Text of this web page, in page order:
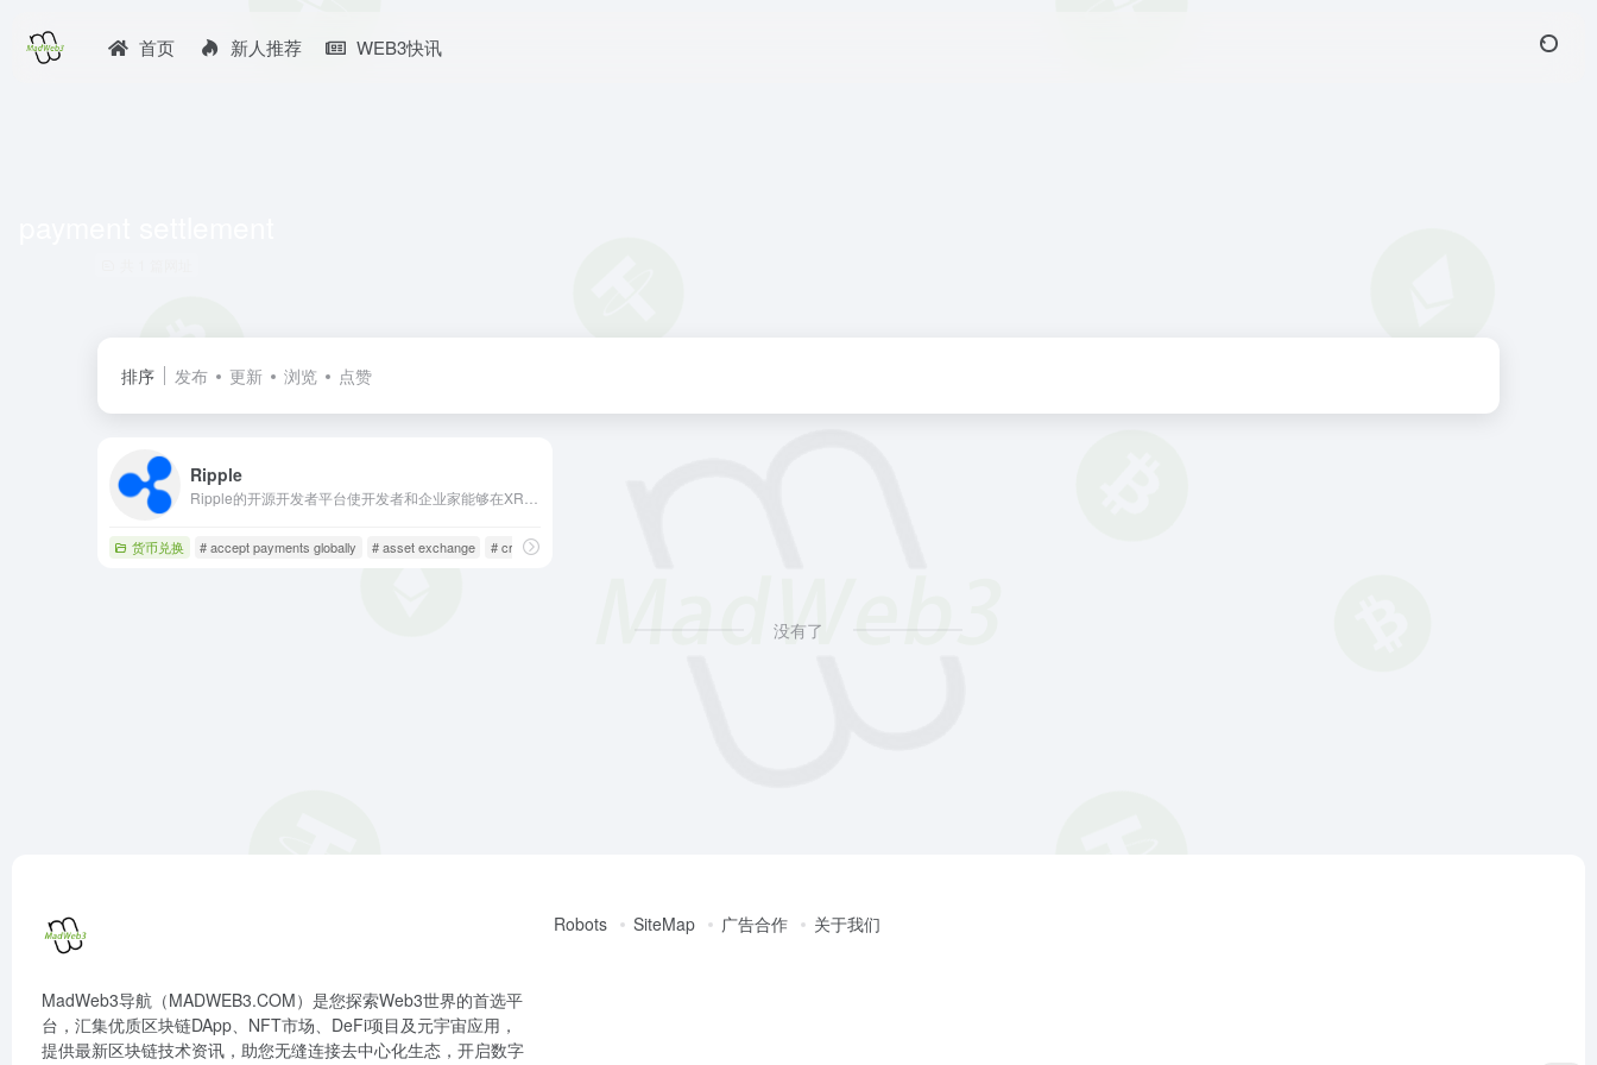
首页 新人推荐 WEB3快讯
排序 发布 更新 浏览 点赞
Ripple
货币兑换 # accept payments globally # asset exchange # crypto solutions
没有了
MadWeb3导航（MADWEB3.COM）是您探索Web3世界的首选平
台，汇集优质区块链DApp、NFT市场、DeFi项目及元宇宙应用，
提供最新区块链技术资讯，助您无缝连接去中心化生态，开启数字
Robots SiteMap 广告合作 关于我们